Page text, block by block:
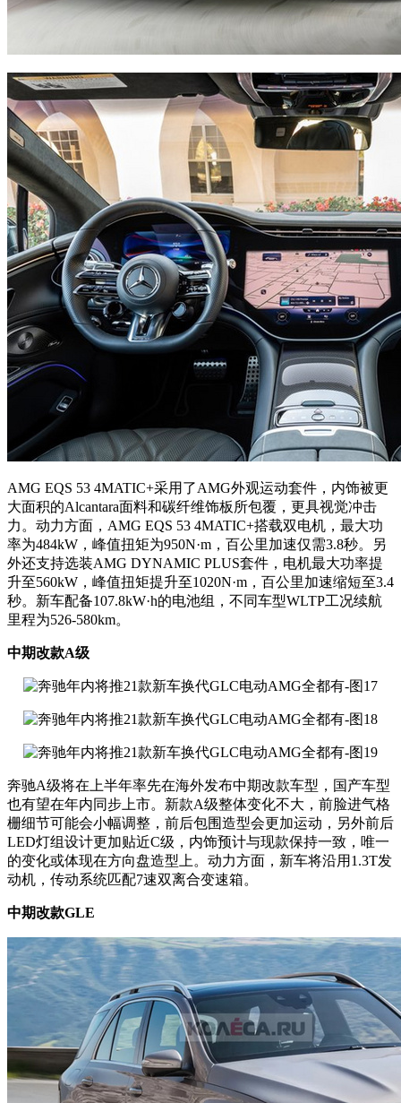
AMG EQS 53 4MATIC+采用了AMG外观运动套件，内饰被更
大面积的Alcantara面料和碳纤维饰板所包覆，更具视觉冲击
力。 动力方面，AMG EQS 53 4MATIC+搭载双电机，最大功
率为484kW，峰值扭矩为950N·m，百公里加速仅需3.8秒。另
外还支持选装AMG DYNAMIC PLUS套件，电机最大功率提
升至560kW，峰值扭矩提升至1020N·m，百公里加速缩短至3.4
秒。 新车配备107.8kW·h的电池组，不同车型WLTP工况续航
里程为526-580km。
中期改款A级
奔驰A级将在上半年率先在海外发布中期改款车型，国产车型
也有望在年内同步上市。新款A级整体变化不大，前脸进气格
栅细节可能会小幅调整，前后包围造型会更加运动，另外前后
LED灯组设计更加贴近C级，内饰预计与现款保持一致，唯一
的变化或体现在方向盘造型上。动力方面，新车将沿用1.3T发
动机，传动系统匹配7速双离合变速箱。
中期改款GLE